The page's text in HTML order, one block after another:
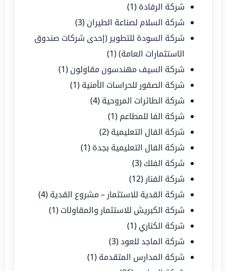
شركة الرفادة (1)
شركة السلام لصناعة الطيران (3)
شركة السودة للتطوير (إحدى شركات صندوق
الاستثمارات العامة)(1)
شركة السيف مهندسون مقاولون (1)
شركة الصقور للحراسات الأمنية (1)
شركة الطائرات المروحية (4)
شركة الفا للمطاعم (1)
شركة الفال التعليمية (2)
شركة الفال التعليمية بجدة (1)
شركة الفلك (3)
شركة الفنار (12)
شركة القدية للاستثمار – مشروع القدية (4)
شركة الكبريش للاستثمار والمقاولات (1)
شركة الكناري (1)
شركة الماجد للعود(3)
شركة المدارس المتقدمة (1)